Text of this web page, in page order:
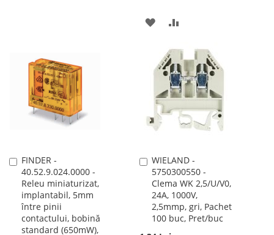
DORINTE
ADAUGATI
LISTA
DORINTE
COMPARARE
FINDER -
40.52.9.024.0000 -
Releu miniaturizat,
implantabil, 5mm
între pinii
contactului, bobină
standard (650mW),
Adauga
în
cos
WIELAND -
5750300550 -
Clema WK 2,5/U/V0,
24A, 1000V,
2,5mmp, gri, Pachet
100 buc, Pret/buc
Adauga
în
cos